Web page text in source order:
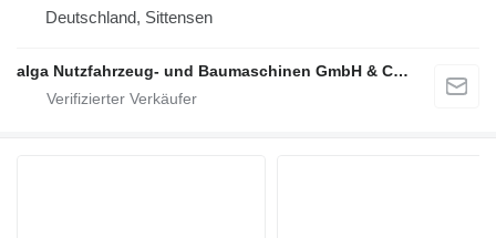
Deutschland, Sittensen
alga Nutzfahrzeug- und Baumaschinen GmbH & Co. KG